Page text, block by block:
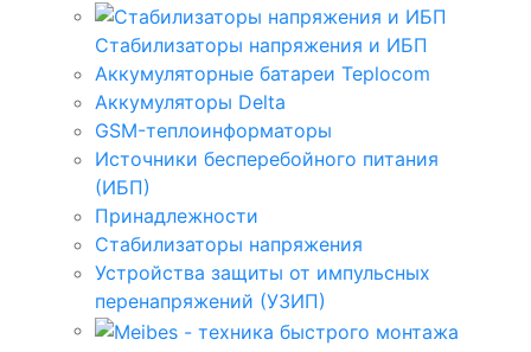
Стабилизаторы напряжения и ИБП
Аккумуляторные батареи Teplocom
Аккумуляторы Delta
GSM-теплоинформаторы
Источники бесперебойного питания
(ИБП)
Принадлежности
Стабилизаторы напряжения
Устройства защиты от импульсных
перенапряжений (УЗИП)